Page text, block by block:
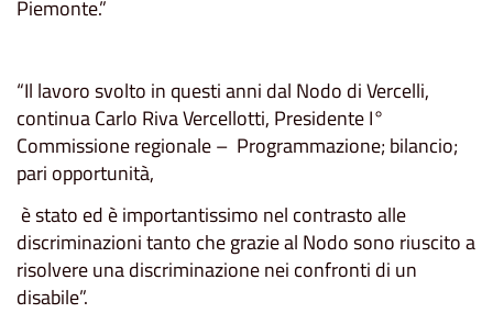
Piemonte.”
“Il lavoro svolto in questi anni dal Nodo di Vercelli,
continua Carlo Riva Vercellotti, Presidente I°
Commissione regionale – Programmazione; bilancio;
pari opportunità,
è stato ed è importantissimo nel contrasto alle
discriminazioni tanto che grazie al Nodo sono riuscito a
risolvere una discriminazione nei confronti di un
disabile”.